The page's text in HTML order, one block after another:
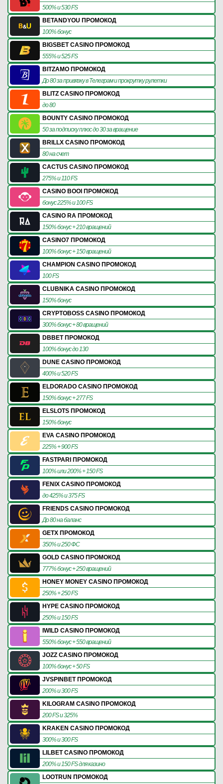
500% и 530 FS
BETANDYOU ПРОМОКОД
100% бонус
BIGSBET CASINO ПРОМОКОД
555% и 525 FS
BITZAMO ПРОМОКОД
До 80 за привязку в Телеграм и прокрутку рулетки
BLITZ CASINO ПРОМОКОД
до 80
BOUNTY CASINO ПРОМОКОД
50 за подписку плюс до 30 за вращение
BRILLX CASINO ПРОМОКОД
80 на счет
CACTUS CASINO ПРОМОКОД
275% и 110 FS
CASINO BOOI ПРОМОКОД
бонус 225% и 100 FS
CASINO RA ПРОМОКОД
150% бонус + 210 вращений
CASINO7 ПРОМОКОД
100% бонус + 150 вращений
CHAMPION CASINO ПРОМОКОД
100 FS
CLUBNIKA CASINO ПРОМОКОД
150% бонус
CRYPTOBOSS CASINO ПРОМОКОД
300% бонус + 80 вращений
DBBET ПРОМОКОД
100% бонус до 130
DUNE CASINO ПРОМОКОД
400% и 520 FS
ELDORADO CASINO ПРОМОКОД
150% бонус + 277 FS
ELSLOTS ПРОМОКОД
150% бонус
EVA CASINO ПРОМОКОД
225% + 900 FS
FASTPARI ПРОМОКОД
100% или 200% + 150 FS
FENIX CASINO ПРОМОКОД
до 425% и 375 FS
FRIENDS CASINO ПРОМОКОД
До 80 на баланс
GETX ПРОМОКОД
350% и 250 ФС
GOLD CASINO ПРОМОКОД
777% бонус + 250 вращений
HONEY MONEY CASINO ПРОМОКОД
250% + 250 FS
HYPE CASINO ПРОМОКОД
250% и 150 FS
IWILD CASINO ПРОМОКОД
550% бонус + 550 вращений
JOZZ CASINO ПРОМОКОД
100% бонус + 50 FS
JVSPINBET ПРОМОКОД
200% и 300 FS
KILOGRAM CASINO ПРОМОКОД
200 FS и 325%
KRAKEN CASINO ПРОМОКОД
300% и 300 FS
LILBET CASINO ПРОМОКОД
200% и 150 FS для казино
LOOTRUN ПРОМОКОД